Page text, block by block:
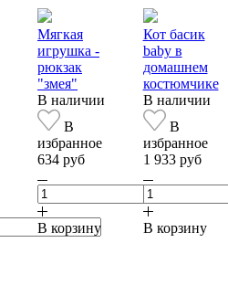
Мягкая
игрушка -
рюкзак
"змея"
В наличии
В
избранное
634 руб
В корзину
Кот басик
baby в
домашнем
костюмчике
В наличии
В
избранное
1 933 руб
В корзину